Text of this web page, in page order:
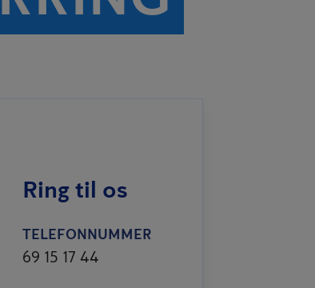
Ring til os
TELEFONNUMMER
69 15 17 44